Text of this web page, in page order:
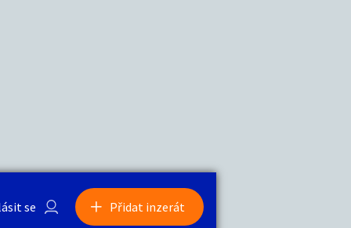
se Přidat inzerát
0/1000